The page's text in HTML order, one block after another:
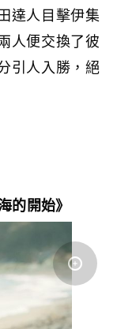
達人目擊伊集
人便交換了彼
引人入勝，絕
的開始》